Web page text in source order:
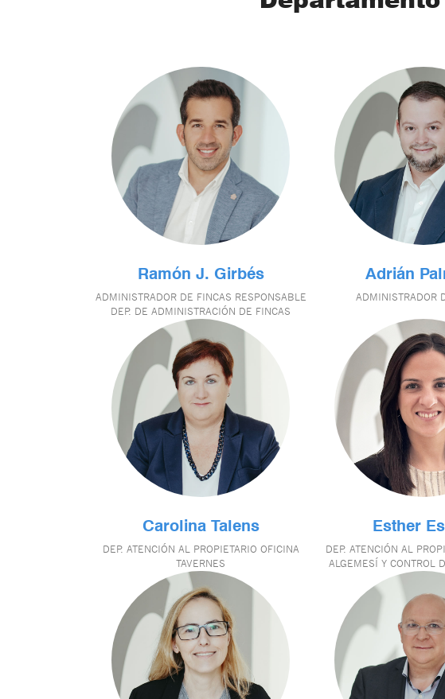
Ramón J. Girbés
ADMINISTRADOR DE FINCAS RESPONSABLE
DEP. DE ADMINISTRACIÓN DE FINCAS
Adrián
ADMINISTRADOR
Carolina Talens
DEP. ATENCIÓN AL PROPIETARIO OFICINA
TAVERNES
Esther
DEP. ATENCIÓN AL
ALGEMESÍ Y CONTROL